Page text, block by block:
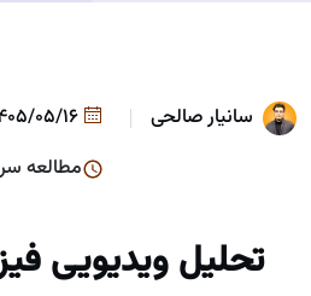
سانیار صالحی
مطالعه
تحلیل ویدیویی